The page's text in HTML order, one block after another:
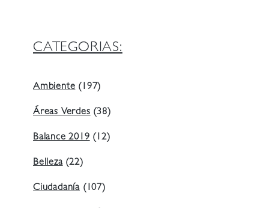
CATEGORIAS:
Ambiente(197)
Áreas Verdes(38)
Balance 2019(12)
Belleza(22)
Ciudadanía (107)